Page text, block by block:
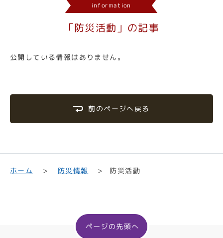
information
「防災活動」の記事
公開している情報はありません。
前のページへ戻る
ホーム 防災情報 防災活動